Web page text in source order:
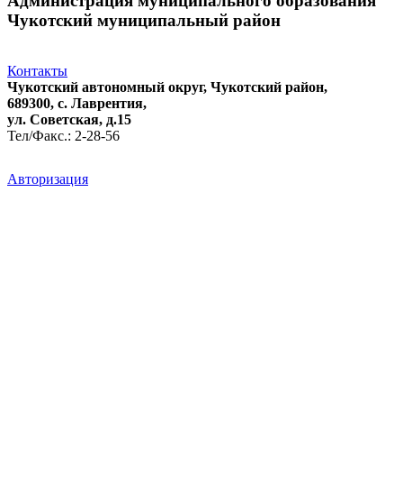
Чукотский муниципальный район
Контакты
Чукотский автономный округ, Чукотский район,
689300, с. Лаврентия,
ул. Советская, д.15
Тел/Факс.: 2-28-56
Авторизация